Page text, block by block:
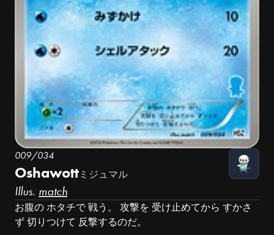
009/034
Oshawott ミジュマル
Illus. match
お腹の ホタチで 戦う。 攻撃を 受け止めてから すかさ
ず 切りつけて 反撃するのだ。